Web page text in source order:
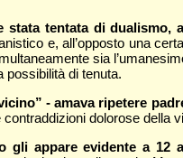
stata tentata di
e, all’opposto una
sia
possibilità di tenuta.
- amava ripetere
dolorose della
gli appare evidente a